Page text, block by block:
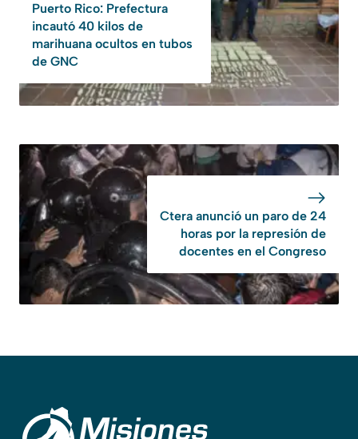
Puerto Rico: Prefectura
incautó 40 kilos de
marihuana ocultos en tubos
de GNC
Ctera anunció un paro de 24
horas por la represión de
docentes en el Congreso